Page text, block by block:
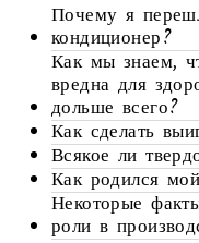
Почему я
кондиционер?
Как мы знаем,
вредна для
дольше всего?
Как сделать
Всякое ли
Как родился
Некоторые
роли в